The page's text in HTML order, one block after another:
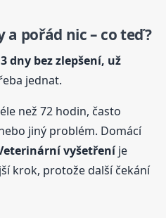
a pořád nic – co teď?
dny bez zlepšení, už
jednat.
než 72 hodin, často
jiný problém. Domácí
vyšetřeníje
krok, protože další čekání